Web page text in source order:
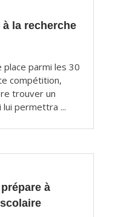
la recherche
place parmi les 30
compétition,
trouver un
permettra ...
à